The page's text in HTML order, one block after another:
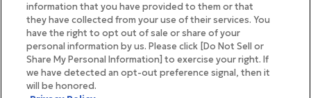
information that you have provided to them or that
they have collected from your use of their services. You
have the right to opt out of sale or share of your
personal information by us. Please click [Do Not Sell or
Share My Personal Information] to exercise your right. If
we have detected an opt-out preference signal, then it
will be honored.